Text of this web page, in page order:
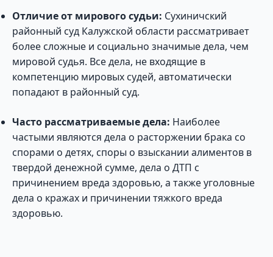
Отличие от мирового судьи: Сухиничский
районный суд Калужской области рассматривает
более сложные и социально значимые дела, чем
мировой судья. Все дела, не входящие в
компетенцию мировых судей, автоматически
попадают в районный суд.
Часто рассматриваемые дела: Наиболее
частыми являются дела о расторжении брака со
спорами о детях, споры о взыскании алиментов в
твердой денежной сумме, дела о ДТП с
причинением вреда здоровью, а также уголовные
дела о кражах и причинении тяжкого вреда
здоровью.